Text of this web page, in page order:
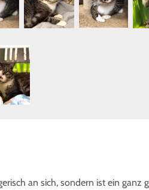
an sich, sondern ist ein ganz